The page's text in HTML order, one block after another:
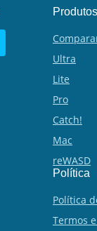
Produtos
Ultra
Lite
Pro
Catch!
Mac
reWASD
Política
Política
Termos